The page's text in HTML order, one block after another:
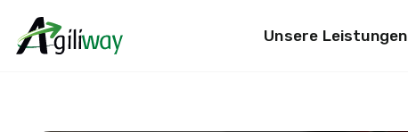
Unsere Leistungen